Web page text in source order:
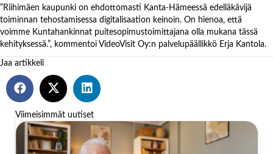
”Riihimäen kaupunki on ehdottomasti Kanta-Hämeessä edelläkävijä
toiminnan tehostamisessa digitalisaation keinoin. On hienoa, että
voimme Kuntahankinnat puitesopimustoimittajana olla mukana tässä
kehityksessä.”, kommentoi VideoVisit Oy:n palvelupäällikkö Erja Kantola.
Jaa artikkeli
Viimeisimmät uutiset